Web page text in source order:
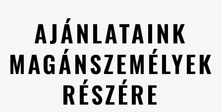
AJÁNLATAINK
MAGÁNSZEMÉLYEK
RÉSZÉRE